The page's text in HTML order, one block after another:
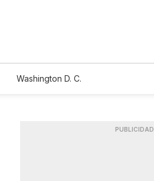
Washington D. C.
PUBLICIDAD